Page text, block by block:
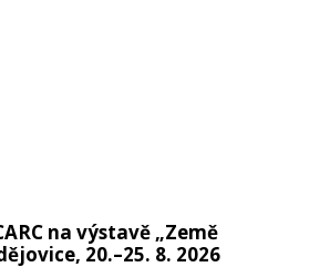
na výstavě „Země
20.–25. 8. 2026